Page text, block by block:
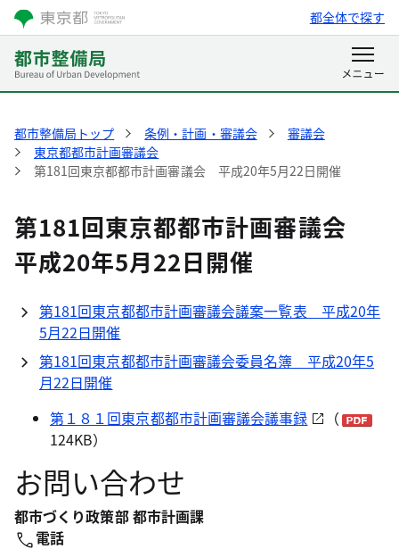
都全体で探す
都市整備局トップ 条例・計画・審議会
審議会
東京都都市計画審議会
第181回東京都都市計画審議会 平成20年5月22日開催
第181回東京都都市計画審議会
平成20年5月22日開催
第181回東京都都市計画審議会議案一覧表 平成20年
5月22日開催
第181回東京都都市計画審議会委員名簿 平成20年5
月22日開催
第１８１回東京都都市計画審議会議事録
（
124KB）
お問い合わせ
都市づくり政策部 都市計画課
電話